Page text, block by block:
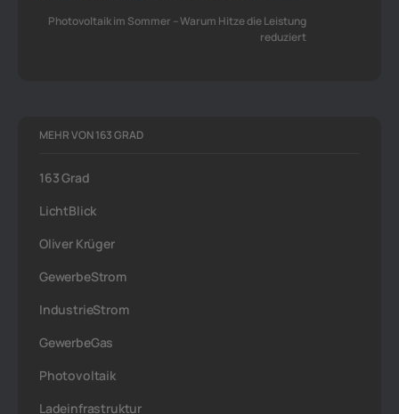
Photovoltaik im Sommer – Warum Hitze die Leistung
reduziert
MEHR VON 163 GRAD
163 Grad
LichtBlick
Oliver Krüger
GewerbeStrom
IndustrieStrom
GewerbeGas
Photovoltaik
Ladeinfrastruktur